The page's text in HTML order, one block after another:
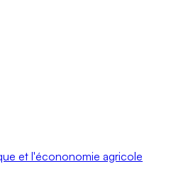
et l'écononomie agricole